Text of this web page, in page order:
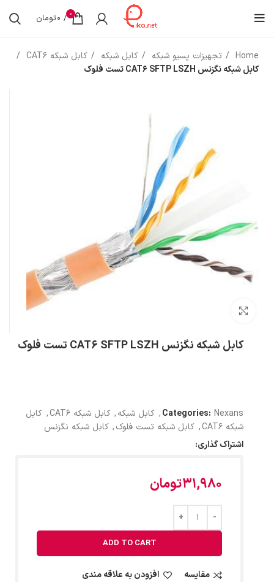
0
/
0تومان
Home تجهیزات پسیو شبکه کابل شبکه
کابل شبکه CAT6
کابل شبکه نگزنس CAT6 SFTP LSZH تست فلوک
کابل شبکه نگزنس CAT6 SFTP LSZH تست فلوک
Categories: Nexans
, کابل شبکه, کابل شبکه CAT6 , کابل
شبکه CAT6
, کابل شبکه تست فلوک, کابل شبکه نگزنس
اشتراک گذاری:
31,980تومان
ADD TO CART
مقایسه افزودن به علاقه مندی